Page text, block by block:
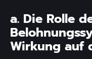
a. Die Rolle
Wirkung auf